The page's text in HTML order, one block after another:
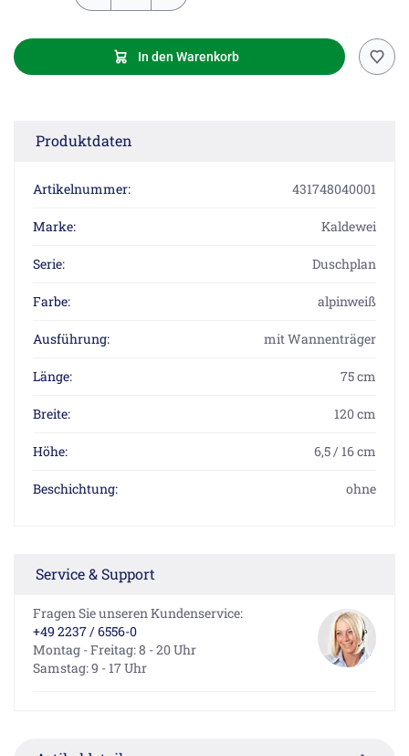
In den Warenkorb
Produktdaten
Artikelnummer: 431748040001
Marke: Kaldewei
Serie: Duschplan
Farbe: alpinweiß
Ausführung: mit Wannenträger
Länge: 75 cm
Breite: 120 cm
Höhe: 6,5 / 16 cm
Beschichtung: ohne
Service & Support
Fragen Sie unseren Kundenservice:
+49 2237 / 6556-0
Montag - Freitag: 8 - 20 Uhr
Samstag: 9 - 17 Uhr